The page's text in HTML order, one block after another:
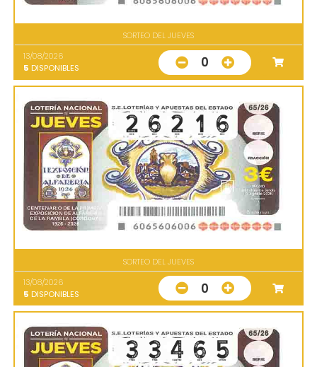
SORTEO DEL JUEVES
13/08/2026
5 DISPONIBLES 0
SORTEO DEL JUEVES
13/08/2026
5 DISPONIBLES 0